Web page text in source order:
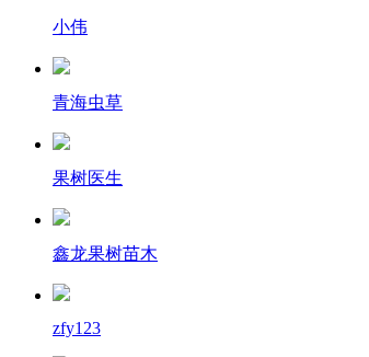
小伟
青海虫草
果树医生
鑫龙果树苗木
zfy123